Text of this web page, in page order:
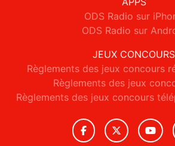
ODS Radio sur
ODS Radio sur
JEUX CONCOURS
Règlements des jeux concours
Règlements des jeux
Règlements des jeux concours